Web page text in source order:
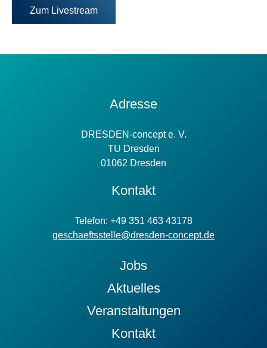
Zum Livestream
Adresse
DRESDEN-concept e. V.
TU Dresden
01062 Dresden
Kontakt
Telefon: +49 351 463 43178
geschaeftsstelle@dresden-concept.de
Jobs
Aktuelles
Veranstaltungen
Kontakt